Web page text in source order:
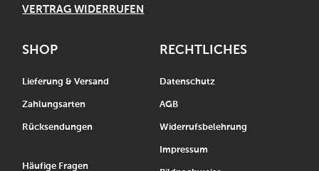
VERTRAG WIDERRUFEN
SHOP
Lieferung & Versand
Zahlungsarten
Rücksendungen
Häufige Fragen
RECHTLICHES
Datenschutz
AGB
Widerrufsbelehrung
Impressum